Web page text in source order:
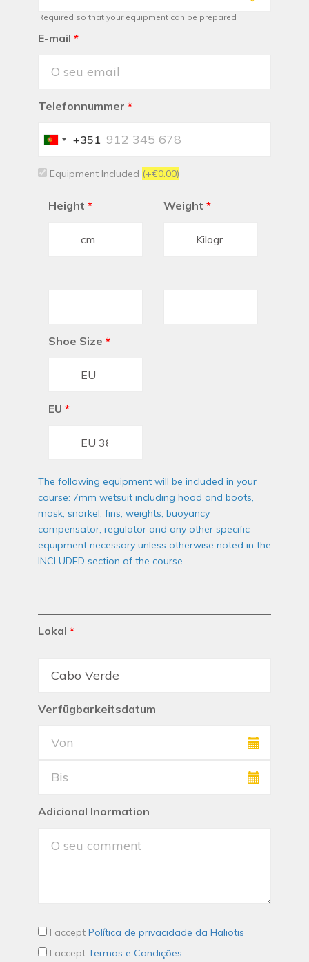
Required so that your equipment can be prepared
E-mail *
Telefonnummer *
Portugal
+351
Equipment Included (+€0.00)
Height * Weight *
Shoe Size *
EU *
The following equipment will be included in your
course: 7mm wetsuit including hood and boots,
mask, snorkel, fins, weights, buoyancy
compensator, regulator and any other specific
equipment necessary unless otherwise noted in the
INCLUDED section of the course.
Lokal *
Verfügbarkeitsdatum
Adicional Inormation
I accept Política de privacidade da Haliotis
I accept Termos e Condições